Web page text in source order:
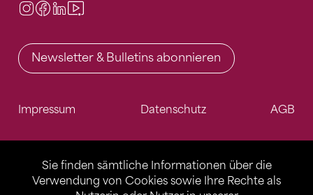
Sie finden sämtliche Informationen über die
Verwendung von Cookies sowie Ihre Rechte als
Instagram
Facebook
LinkedIn
Newsletter & Bulletins abonnieren
Impressum Datenschutz AGB